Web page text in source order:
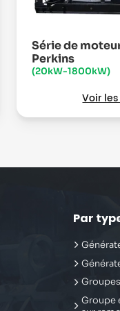
Série de
Perkins
(20kW-1800kW)
Voir
Par
Groupe